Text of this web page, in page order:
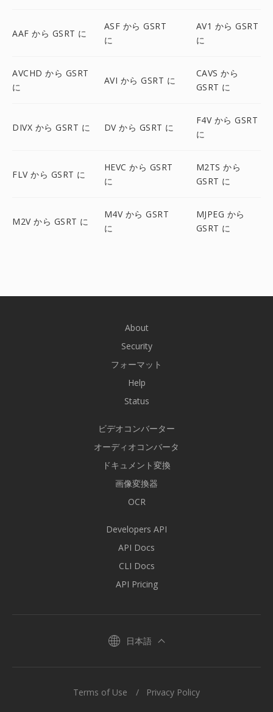
AAF から GSRT に
ASF から GSRT
に
AV1 から GSRT
に
AVCHD から GSRT
に
AVI から GSRT に
CAVS から
GSRT に
DIVX から GSRT に DV から GSRT に
F4V から GSRT
に
FLV から GSRT に
HEVC から GSRT
に
M2TS から
GSRT に
M2V から GSRT に
M4V から GSRT
に
MJPEG から
GSRT に
About
Security
フォーマット
Help
Status
ビデオコンバーター
オーディオコンバータ
ドキュメント変換
画像変換器
OCR
Developers API
API Docs
CLI Docs
API Pricing
日本語
Terms of Use Privacy Policy